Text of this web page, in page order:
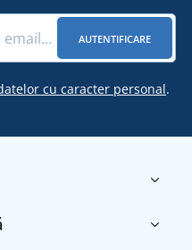
AUTENTIFICARE
cu caracter personal.